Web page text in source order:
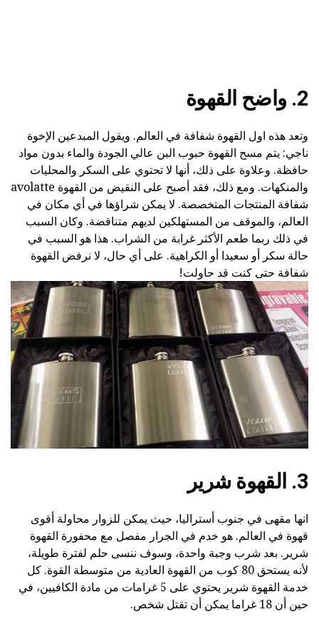
2. واضح القهوة
وتعد هذه اول القهوة شفافة في العالم. ويقول المبدعين الإخوة
ناجي: يتم مسح القهوة حبوب البن عالي الجودة والماء بدون مواد
حافظة. وعلاوة على ذلك، أنها لا تحتوي على السكر والمحليات
والمنكهات. ومع ذلك، فقد أصبح على النقيض من القهوة avolatte
شفافة المنتجات المتخصصة. لا يمكن شراؤها في أي مكان في
العالم، والموقف من المستهلكين لديهم متناقضة. وكان السبب
في ذلك ربما طعم الأكثر غرابة من الشراب. هذا هو السبب في
حالة سكر أو سعيدا أو الكراهية. على أي حال، لا نرفض القهوة
شفافة حتى كنت قد حاولت!
3. القهوة شرير
انها مقهى في جنوب أستراليا، حيث يمكن للزوار محاولة أقوى
قهوة في العالم. هو خدم في الجرار مفصل مع محفورة القهوة
شرير. بعد شرب وجبة واحدة، وسوف ننسى حلم لفترة طويلة،
لأنه يستحق 80 كوب من القهوة العادية من متوسطة القوة. كل
خدمة القهوة شرير يحتوي على 5 غرامات من مادة الكافيين، في
حين أن 18 غراما يمكن أن تقتل شخص.